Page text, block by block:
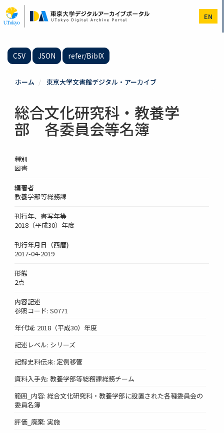
イ
ン
EN
CSV JSON refer/BibIX
ホーム 東京大学文書館デジタル・アーカイブ
総合文化研究科・教養学
部 各委員会等名簿
種別
図書
編著者
教養学部等総務課
刊行年、書写年等
2018（平成30）年度
刊行年月日（西暦)
2017-04-2019
形態
2点
内容記述
参照コード: S0771
年代域: 2018（平成30）年度
記述レベル: シリーズ
記録史料伝来: 定例移管
資料入手先: 教養学部等総務課総務チーム
範囲_内容: 総合文化研究科・教養学部に設置された各種委員会の
委員名簿
評価_廃棄: 実施